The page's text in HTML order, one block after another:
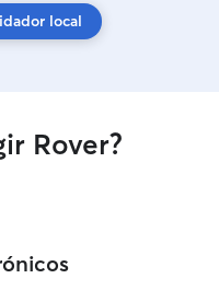
local
Rover?